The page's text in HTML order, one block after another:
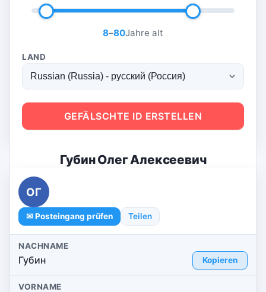
8–80Jahre alt
LAND
GEFÄLSCHTE ID ERSTELLEN
Губин Олег Алексеевич
ОГ
✉ Posteingang prüfen Teilen
NACHNAME
Губин Kopieren
VORNAME